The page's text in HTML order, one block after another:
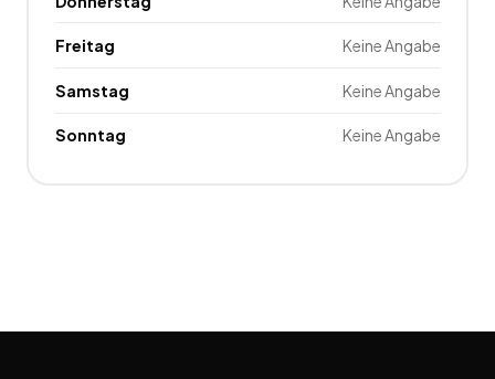
Freitag Keine Angabe
Samstag Keine Angabe
Sonntag Keine Angabe